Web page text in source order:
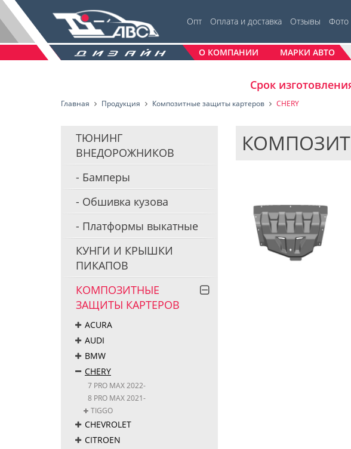
Опт Оплата и доставка Отзывы Фото
О КОМПАНИИ МАРКИ АВТО
Срок
Главная Продукция Композитные защиты картеров CHERY
ТЮНИНГ
ВНЕДОРОЖНИКОВ
Бамперы
Обшивка кузова
Платформы выкатные
КУНГИ И КРЫШКИ
ПИКАПОВ
КОМПОЗИТНЫЕ
ЗАЩИТЫ КАРТЕРОВ
ACURA
AUDI
BMW
CHERY
7 PRO MAX 2022-
8 PRO MAX 2021-
TIGGO
CHEVROLET
CITROEN